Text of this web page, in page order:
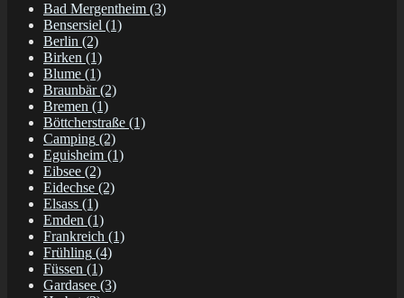
Bad Mergentheim (3)
Bensersiel (1)
Berlin (2)
Birken (1)
Blume (1)
Braunbär(2)
Bremen (1)
Böttcherstraße (1)
Camping (2)
Eguisheim (1)
Eibsee (2)
Eidechse (2)
Elsass (1)
Emden (1)
Frankreich (1)
Frühling (4)
Füssen (1)
Gardasee (3)